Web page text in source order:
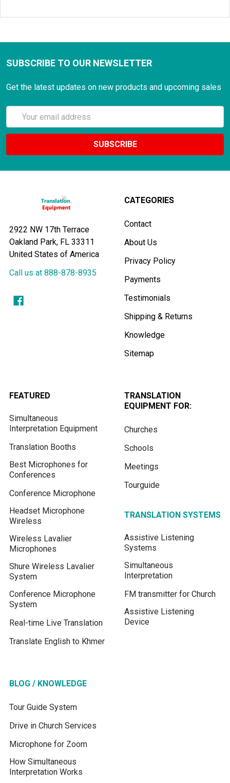
SUBSCRIBE TO OUR NEWSLETTER
Get the latest updates on new products and upcoming sales
Email
Address
2922 NW 17th Terrace
Oakland Park, FL 33311
United States of America
Call us at 888-878-8935
CATEGORIES
Contact
About Us
Privacy Policy
Payments
Testimonials
Shipping & Returns
Knowledge
Sitemap
FEATURED
Simultaneous
Interpretation Equipment
Translation Booths
Best Microphones for
Conferences
Conference Microphone
Headset Microphone
Wireless
Wireless Lavalier
Microphones
Shure Wireless Lavalier
System
Conference Microphone
System
Real-time Live Translation
Translate English to Khmer
TRANSLATION
EQUIPMENT FOR:
Churches
Schools
Meetings
Tourguide
TRANSLATION SYSTEMS
Assistive Listening
Systems
Simultaneous
Interpretation
FM transmitter for Church
Assistive Listening
Device
BLOG / KNOWLEDGE
Tour Guide System
Drive in Church Services
Microphone for Zoom
How Simultaneous
Interpretation Works